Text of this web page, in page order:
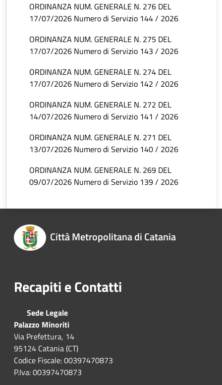
ORDINANZA NUM. GENERALE N. 276 DEL
17/07/2026 Numero di Servizio 144 / 2026
ORDINANZA NUM. GENERALE N. 275 DEL
17/07/2026 Numero di Servizio 143 / 2026
ORDINANZA NUM. GENERALE N. 274 DEL
17/07/2026 Numero di Servizio 142 / 2026
ORDINANZA NUM. GENERALE N. 272 DEL
14/07/2026 Numero di Servizio 141 / 2026
ORDINANZA NUM. GENERALE N. 271 DEL
13/07/2026 Numero di Servizio 140 / 2026
ORDINANZA NUM. GENERALE N. 269 DEL
09/07/2026 Numero di Servizio 139 / 2026
Città Metropolitana di Catania
Recapiti e Contatti
Sede Legale
Palazzo Minoriti
Via Prefettura, 14
95124 Catania (CT)
Codice Fiscale: 00397470873
P.Iva: 00397470873